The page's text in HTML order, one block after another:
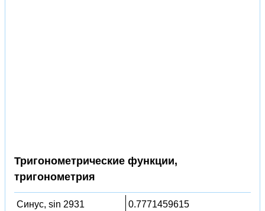
Тригонометрические функции,
тригонометрия
Синус, sin 2931
0.7771459615